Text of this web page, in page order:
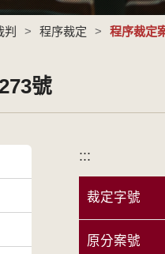
判 > 程序裁定 > 程序裁定
號
:::
裁定字號
原分案號